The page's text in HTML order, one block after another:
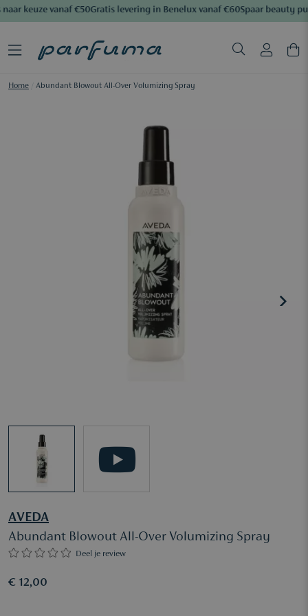
keuze vanaf €50Gratis levering in Benelux vanaf €60Spaar beauty
Home Abundant Blowout All-Over Volumizing Spray
AVEDA
Abundant Blowout All-Over Volumizing Spray
Deel je review
€ 12,00